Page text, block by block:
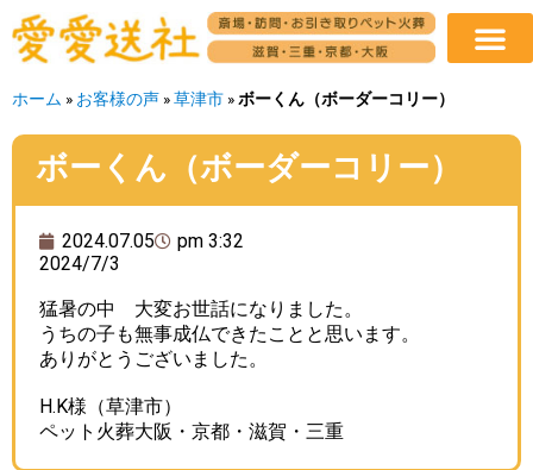
ホーム » お客様の声 »草津市 »ボーくん（ボーダーコリー）
ボーくん（ボーダーコリー）
2024.07.05
pm 3:32
2024/7/3
猛暑の中 大変お世話になりました。
うちの子も無事成仏できたことと思います。
ありがとうございました。
H.K様（草津市）
ペット火葬大阪・京都・滋賀・三重